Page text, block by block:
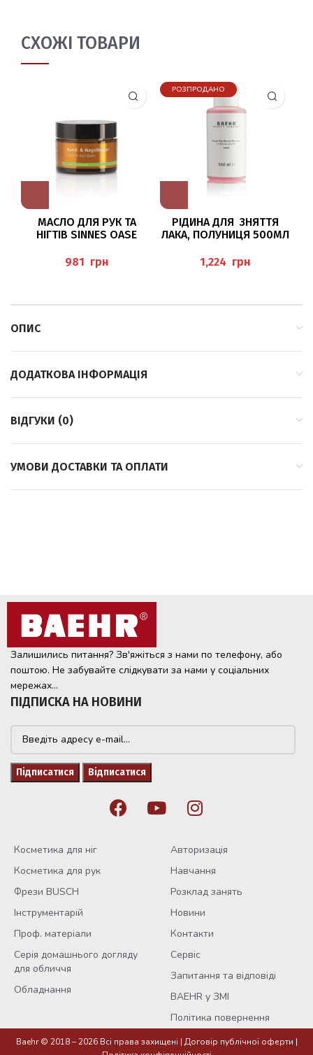
СХОЖІ ТОВАРИ
МАСЛО ДЛЯ РУК ТА
НІГТІВ SINNES OASE
грн
РОЗПРОДАНО
РІДИНА ДЛЯ ЗНЯТТЯ
ЛАКА, ПОЛУНИЦЯ 500МЛ
ERDBEER” BAEHR
грн
ОПИС
ДОДАТКОВА ІНФОРМАЦІЯ
ВІДГУКИ (0)
УМОВИ ДОСТАВКИ ТА ОПЛАТИ
Залишились питання? Зв'яжіться з нами по телефону, або
поштою. Не забувайте слідкувати за нами у соціальних
мережах...
ПІДПИСКА НА НОВИНИ
Косметика для ніг
Косметика для рук
Фрези BUSCH
Інструментарій
Проф. матеріали
Серія домашнього догляду
для обличчя
Обладнання
Авторизація
Навчання
Розклад занять
Новини
Контакти
Сервіс
Запитання та відповіді
BAEHR у ЗМІ
Політика повернення
Baehr © 2018 – 2026 Всі права захищені | Договір публічної оферти |
відновлення